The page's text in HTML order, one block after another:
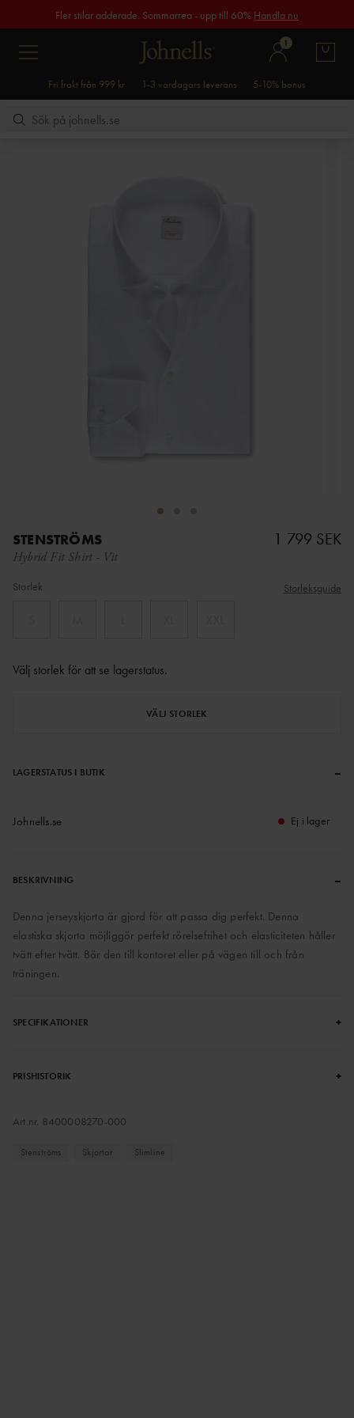
Fler stilar adderade. Sommarrea - upp till 60% Handla nu
1
Fri frakt från 999 kr 1-3 vardagars leverans 5-10% bonus
STENSTRÖMS
Hybrid Fit Shirt - Vit
1 799 SEK
Storlek Storleksguide
Välj storlek för att se lagerstatus.
VÄLJ STORLEK
LAGERSTATUS I BUTIK –
Johnells.se Ej i lager
BESKRIVNING –
Denna jerseyskjorta är gjord för att passa dig perfekt. Denna
elastiska skjorta möjliggör perfekt rörelsefrihet och elasticiteten håller
tvätt efter tvätt. Bär den till kontoret eller på vägen till och från
träningen.
SPECIFIKATIONER +
PRISHISTORIK +
Art.nr. 8400008270-000
Stenströms Skjortor Slimline